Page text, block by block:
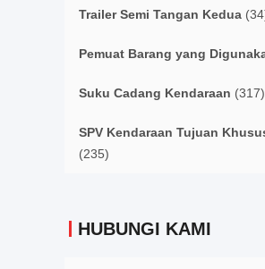
Trailer Semi Tangan Kedua
Pemuat Barang yang
Suku Cadang Kendaraan (317)
SPV Kendaraan Tujuan
(235)
HUBUNGI KAMI